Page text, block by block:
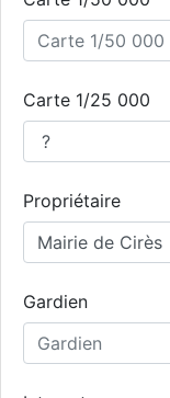
Carte 1/25 000
Propriétaire
Gardien